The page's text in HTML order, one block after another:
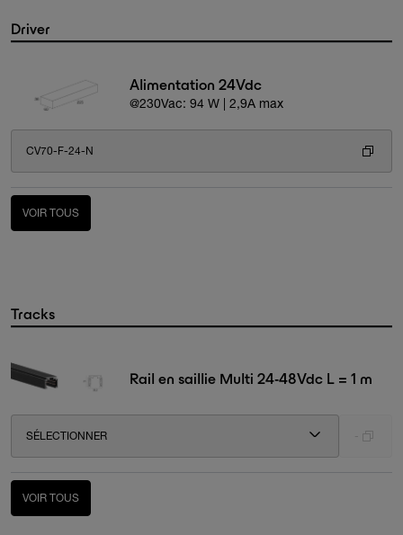
Driver
Alimentation 24Vdc
@230Vac: 94 W | 2,9A max
CV70-F-24-N
VOIR TOUS
Tracks
Rail en saillie Multi 24-48Vdc L = 1 m
SÉLECTIONNER
VOIR TOUS